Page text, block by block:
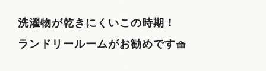
洗濯物が乾きにくいこの時期！
ランドリールームがお勧めです🧺